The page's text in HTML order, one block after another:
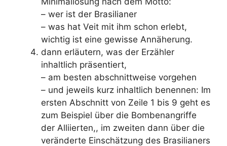
– wer ist der Brasilianer
– was hat Veit mit ihm schon erlebt,
wichtig ist eine gewisse Annäherung.
dann erläutern, was der Erzähler
inhaltlich präsentiert,
– am besten abschnittweise vorgehen
– und jeweils kurz inhaltlich benennen: Im
ersten Abschnitt von Zeile 1 bis 9 geht es
zum Beispiel über die Bombenangriffe
der Alliierten,, im zweiten dann über die
veränderte Einschätzung des Brasilianers